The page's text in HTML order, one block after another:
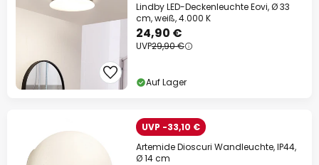
Lindby LED-Deckenleuchte Eovi, Ø 33
cm, weiß, 4.000 K
24,90 €
UVP29,90 €
Auf Lager
UVP -33,10 €
Artemide Dioscuri Wandleuchte, IP44,
Ø 14 cm